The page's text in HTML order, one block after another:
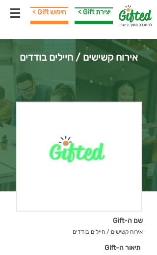
< Gift חיפוש < Gift יצירת
אירוח קשישים / חיילים בודדים
שם ה-Gift
אירוח קשישים / חיילים בודדים
תיאור ה-Gift